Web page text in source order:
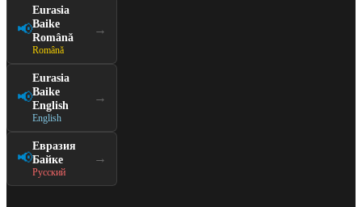
📢
Eurasia
Baike
Română
Română
→
📢
Eurasia
Baike
English
English
→
📢
Евразия
Байке
Русский
→